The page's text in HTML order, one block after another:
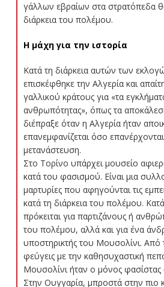
γάλλων εβραίων στα στρατόπεδα
διάρκεια του πολέμου.
Η μάχη για την ιστορία
Κατά τη διάρκεια αυτών των
επισκέφθηκε την Αλγερία και
γαλλικού κράτους για «τα
ανθρωπότητας», όπως τα
διέπραξε όταν η Αλγερία ήταν
επανεμφανίζεται όσο
μετανάστευση.
Στο Τορίνο υπάρχει μουσείο
κατά του φασισμού. Είναι μια
μαρτυρίες που αφηγούνται τις
κατά τη διάρκεια του πολέμου.
πρόκειται για παρτιζάνους ή
του πολέμου, αλλά και για ένα
υποστηρικτής του Μουσολίνι.
φεύγεις με την καθησυχαστική
Μουσολίνι ήταν ο μόνος φασίστας
Στην Ουγγαρία, μπροστά στην πιο